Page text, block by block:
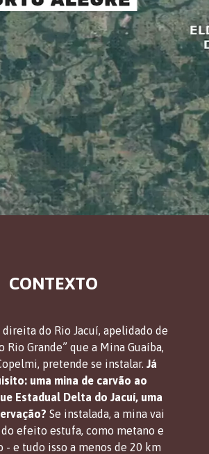
CONTEXTO
direita do Rio Jacuí, apelidado de
Rio Grande” que a Mina Guaíba,
pretende se instalar. Já
uma mina de carvão ao
Estadual Delta do Jacuí, uma
Se instalada, a mina vai
efeito estufa, como metano e
- e tudo isso a menos de 20 km